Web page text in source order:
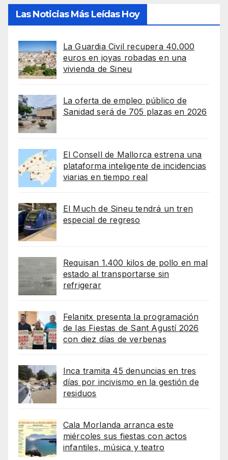
Las Noticias Más Leídas Hoy
La Guardia Civil recupera 40.000
euros en joyas robadas en una
vivienda de Sineu
La oferta de empleo público de
Sanidad será de 705 plazas en 2026
El Consell de Mallorca estrena una
plataforma inteligente de incidencias
viarias en tiempo real
El Much de Sineu tendrá un tren
especial de regreso
Requisan 1.400 kilos de pollo en mal
estado al transportarse sin
refrigerar
Felanitx presenta la programación
de las Fiestas de Sant Agustí 2026
con diez días de verbenas
Inca tramita 45 denuncias en tres
días por incivismo en la gestión de
residuos
Cala Morlanda arranca este
miércoles sus fiestas con actos
infantiles, música y teatro